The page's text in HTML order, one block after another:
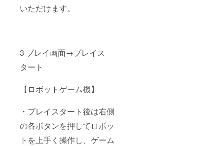
いただけます。
3 プレイ画面→プレイス
タート
【ロボットゲーム機】
・プレイスタート後は右側
の各ボタンを押してロボッ
トを上手く操作し、ゲーム